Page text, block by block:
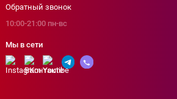
Обратный звонок
10:00-21:00 пн-вс
Мы в сети